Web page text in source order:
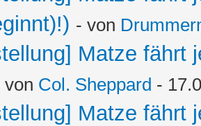
- von
Matze fährt
von Col. Sheppard -
Matze fährt